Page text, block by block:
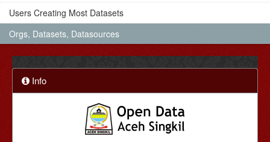
Users Creating Most Datasets
Orgs, Datasets, Datasources
Info